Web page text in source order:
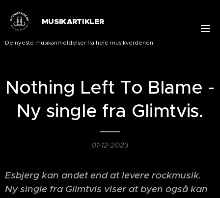
MUSIKARTIKLER
De nyeste musikanmeldelser fra hele musikverdenen
Nothing Left To Blame -
Ny single fra Glimtvis.
01-12-2023
Esbjerg kan andet end at levere rockmusik.
Ny single fra Glimtvis viser at byen også kan